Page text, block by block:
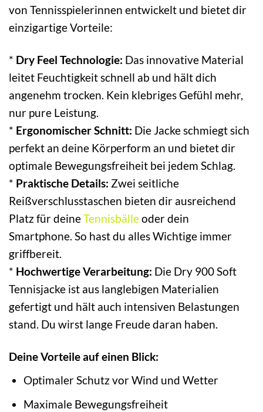
von Tennisspielerinnen entwickelt und bietet dir
einzigartige Vorteile:
* Dry Feel Technologie: Das innovative Material
leitet Feuchtigkeit schnell ab und hält dich
angenehm trocken. Kein klebriges Gefühl mehr,
nur pure Leistung.
* Ergonomischer Schnitt: Die Jacke schmiegt sich
perfekt an deine Körperform an und bietet dir
optimale Bewegungsfreiheit bei jedem Schlag.
* Praktische Details: Zwei seitliche
Reißverschlusstaschen bieten dir ausreichend
Platz für deineTennisbälleoder dein
Smartphone. So hast du alles Wichtige immer
griffbereit.
* Hochwertige Verarbeitung: Die Dry 900 Soft
Tennisjacke ist aus langlebigen Materialien
gefertigt und hält auch intensiven Belastungen
stand. Du wirst lange Freude daran haben.
Deine Vorteile auf einen Blick:
Optimaler Schutz vor Wind und Wetter
Maximale Bewegungsfreiheit